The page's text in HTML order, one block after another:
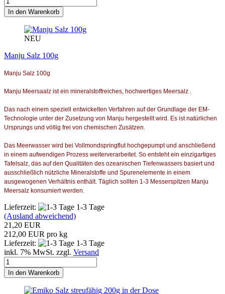
In den Warenkorb
NEU
Manju Salz 100g
Manju Salz 100g
Manju Meersaalz ist ein mineralstoffreiches, hochwertiges Meersalz .
Das nach einem speziell entwickelten Verfahren auf der Grundlage der EM-
Technologie unter der Zusetzung von Manju hergestellt wird. Es ist natürlichen
Ursprungs und völlig frei von chemischen Zusätzen.
Das Meerwasser wird bei Vollmondspringflut hochgepumpt und anschließend
in einem aufwendigen Prozess weiterverarbeitet. So entsteht ein einzigartiges
Tafelsalz, das auf den Qualitäten des ozeanischen Tiefenwassers basiert und
ausschließlich nützliche Mineralstoffe und Spurenelemente in einem
ausgewogenen Verhältnis enthält. Täglich sollten 1-3 Messerspitzen Manju
Meersalz konsumiert werden.
Lieferzeit:
1-3 Tage
(Ausland abweichend)
21,20 EUR
212,00 EUR pro kg
Lieferzeit:
1-3 Tage
inkl. 7% MwSt. zzgl. Versand
In den Warenkorb